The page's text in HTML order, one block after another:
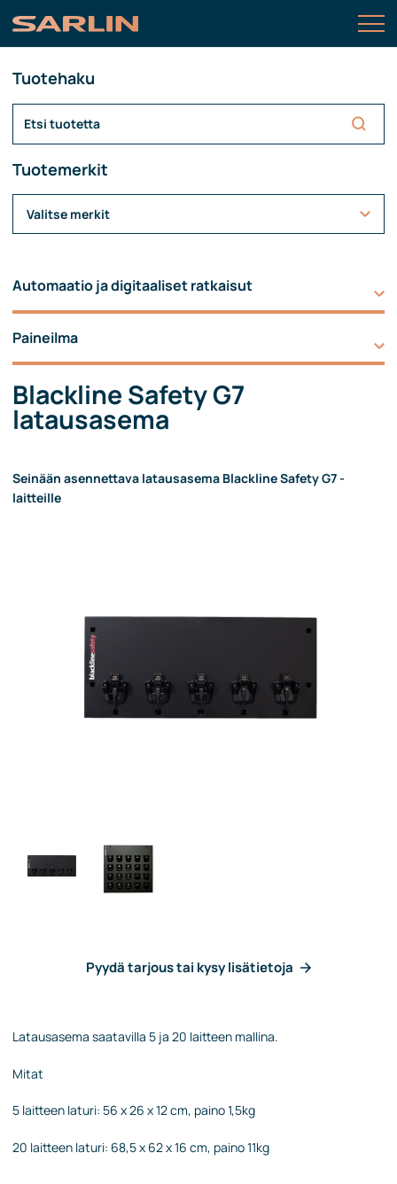
Tuotehaku
Tuotemerkit
Valitse merkit
Automaatio ja digitaaliset ratkaisut
Paineilma
Blackline Safety G7
latausasema
Seinään asennettava latausasema Blackline Safety G7 -
laitteille
Pyydä tarjous tai kysy lisätietoja
Latausasema saatavilla 5 ja 20 laitteen mallina.
Mitat
5 laitteen laturi: 56 x 26 x 12 cm, paino 1,5kg
20 laitteen laturi: 68,5 x 62 x 16 cm, paino 11kg